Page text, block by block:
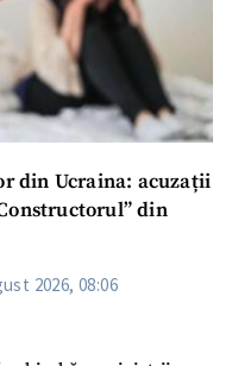
din Ucraina: acuzații
din
2026, 08:06